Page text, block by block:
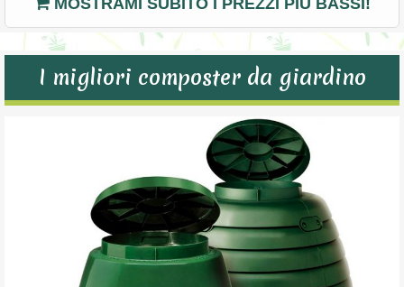
MOSTRAMI SUBITO I PREZZI PIÙ BASSI!
I migliori composter da giardino